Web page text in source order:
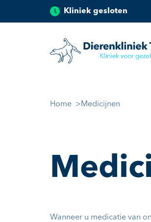
Kliniek gesloten
Home Medicijnen
Wanneer u medicatie van